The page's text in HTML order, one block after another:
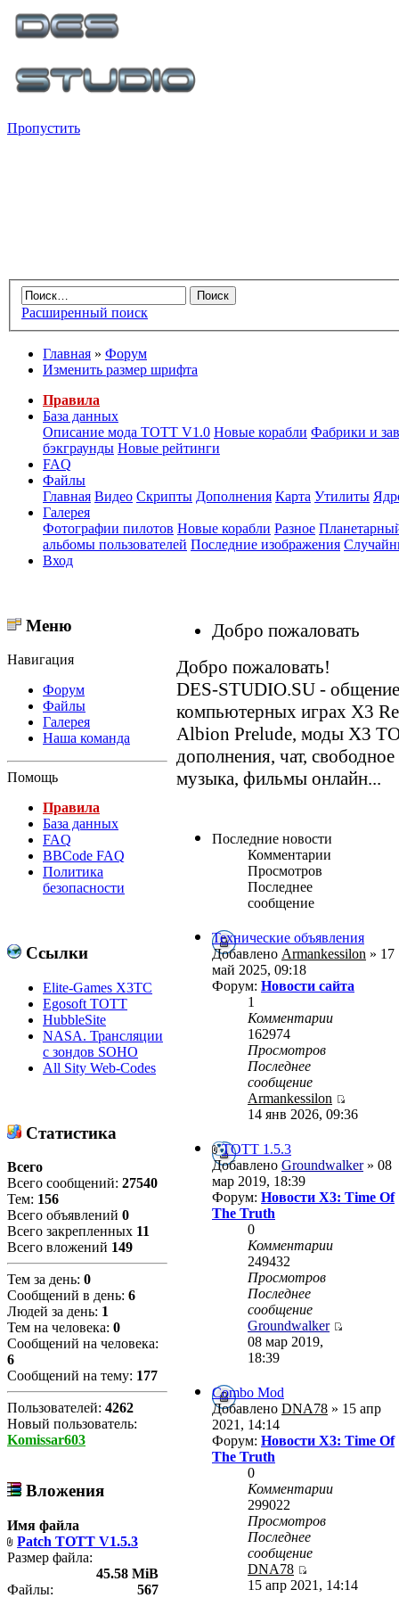
Пропустить
Расширенный поиск
Главная » Форум
Изменить размер шрифта
Правила
База данных
Описание мода ТОТТ V1.0 Новые корабли Фабрики и
бэкграунды Новые рейтинги
FAQ
Файлы
Главная Видео Скрипты Дополнения Карта Утилиты
Галерея
Фотографии пилотов Новые корабли Разное
альбомы пользователей Последние изображения
Вход
Меню
Навигация
Форум
Файлы
Галерея
Наша команда
Помощь
Правила
База данных
FAQ
BBCode FAQ
Политика
безопасности
Ссылки
Elite-Games X3TC
Egosoft TOTT
HubbleSite
NASA. Трансляции
с зондов SOHO
All Sity Web-Codes
Статистика
Всего
Всего сообщений: 27540
Тем: 156
Всего объявлений 0
Всего закрепленных 11
Всего вложений 149
Тем за день: 0
Сообщений в день: 6
Людей за день: 1
Тем на человека: 0
Сообщений на человека:
6
Сообщений на тему: 177
Пользователей: 4262
Новый пользователь:
Komissar603
Вложения
Имя файла
Patch TOTT V1.5.3
Размер файла:
45.58 MiB
Файлы:
567
Добро пожаловать
Добро пожаловать!
DES-STUDIO.SU - общение
компьютерных играх X3
Albion Prelude, моды X3
дополнения, чат,
музыка, фильмы онлайн...
Последние новости
Комментарии
Просмотров
Последнее
сообщение
Технические объявления
Добавлено Armankessilon » 17
май 2025, 09:18
Форум: Новости сайта
1
Комментарии
162974
Просмотров
Последнее
сообщение
Armankessilon
14 янв 2026, 09:36
ТОТТ 1.5.3
Добавлено Groundwalker» 08
мар 2019, 18:39
Форум: Новости X3: Time Of
The Truth
0
Комментарии
249432
Просмотров
Последнее
сообщение
Groundwalker
08 мар 2019,
18:39
Combo Mod
Добавлено DNA78 » 15 апр
2021, 14:14
Форум: Новости X3: Time Of
The Truth
0
Комментарии
299022
Просмотров
Последнее
сообщение
DNA78
15 апр 2021, 14:14